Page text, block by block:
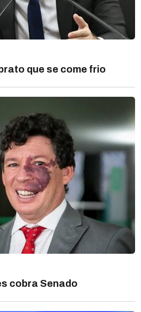
que se come frio
cobra Senado